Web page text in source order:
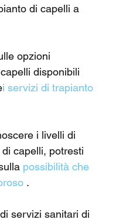
di capelli a
opzioni
disponibili
i servizi di trapianto
i livelli di
capelli, potresti
possibilità che
.
servizi sanitari di